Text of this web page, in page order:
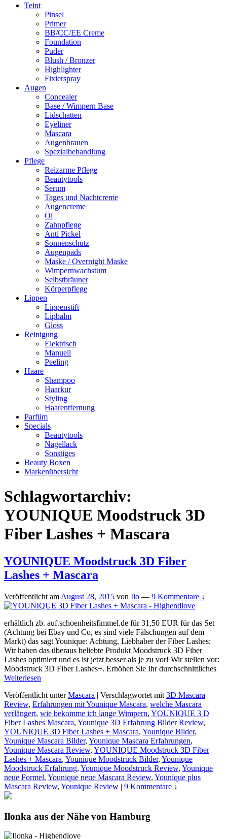
Primäres
Teint
Pinsel
Primer
BB/CC/EE Creme
Foundation
Puder
Blush / Bronzer
Highlighter
Fixierspray
Augen
Concealer
Base / Wimpern Base
Lidschatten
Eyeliner
Mascara
Augenbrauen
Spezialbehandlung
Pflege
Reizarme Pflege
Beautytools
Serum
Tages und Nachtcreme
Augencreme
Öl
Zahnpflege
Anti Pickel
Sonnenschutz
Augenpads
Maske / Overnight Maske
Wimpernwachstum
Selbstbräuner
Körperpflege
Lippen
Lippenstift
Lipbalm
Gloss
Reinigung
Elektrisch
Manuell
Peeling
Haare
Shampoo
Haarkur
Styling
Haarentfernung
Parfüm
Specials
Beautytools
Nagellack
Sonstiges
Beauty Boxen
Markenübersicht
Schlagwortarchiv:
YOUNIQUE Moodstruck 3D
Fiber Lashes + Mascara
YOUNIQUE Moodstruck 3D Fiber
Lashes + Mascara
Veröffentlicht am August 28, 2015 von Ilo — 9 Kommentare ↓
erhältlich zb. auf.schoenheitsfimmel.de für 31,50 EUR für das Set
(Achtung bei Ebay und Co, es sind viele Fälschungen auf dem
Markt) das sagt Younique: Achtung, Liebhaber der Fiber Lashes:
Wir haben das überaus beliebte Produkt Moodstruck 3D Fiber
Lashes optimiert und es ist jetzt besser als je zu vor! Wir stellen vor:
Moodstruck 3D Fiber Lashes+. Erhöhen Sie Ihr durchschnittliches
Weiterlesen
Veröffentlicht unter Mascara | Verschlagwortet mit 3D Mascara
Review, Erfahrungen mit Younique Mascara, welche Mascara
verlängert, wie bekomme ich lange Wimpern, YOUNIQUE 3 D
Fiber Lashes Mascara, Younique 3D Erfahrung Bilder Review,
YOUNIQUE 3D Fiber Lashes + Mascara, Younique Bilder,
Younique Mascara Bilder, Younique Mascara Erfahrungen,
Younique Mascara Review, YOUNIQUE Moodstruck 3D Fiber
Lashes + Mascara, Younique Moodstruck Bilder, Younique
Moodstruck Erfahrung, Younique Moodstruck Review, Younique
neue Formel, Younique neue Mascara Review, Younique plus
Mascara Review, Younique Review | 9 Kommentare ↓
Ilonka aus der Nähe von Hamburg